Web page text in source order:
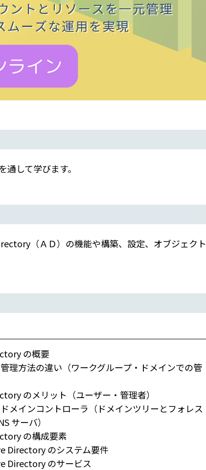
して学びます。
（ＡＤ）の機能や構築、設定、オブジェクト
の概要
理方法の違い（ワークグループ・ドメインでの管
のメリット（ユーザー・管理者）
メインコントローラ（ドメインツリーとフォレス
サーバ）
の構成要素
Directory のシステム要件
Directory のサービス